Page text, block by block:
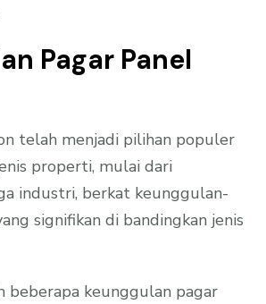
Pagar Panel
telah menjadi pilihan populer
properti, mulai dari
industri, berkat keunggulan-
signifikan di bandingkan jenis
beberapa keunggulan pagar